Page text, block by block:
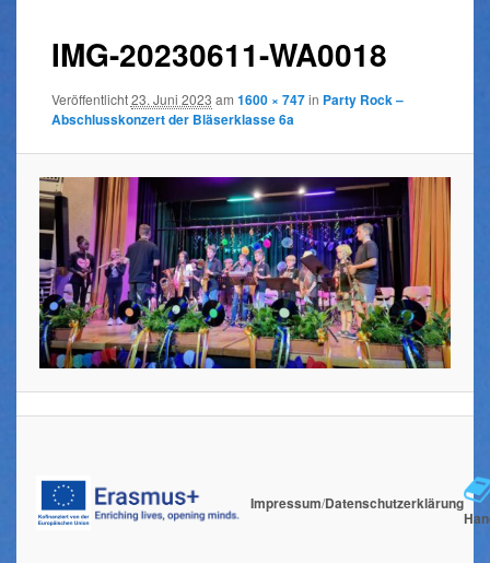
IMG-20230611-WA0018
Veröffentlicht23. Juni 2023 am 1600 × 747in Party Rock –
Abschlusskonzert der Bläserklasse 6a
Impressum/Datenschutzerklärung